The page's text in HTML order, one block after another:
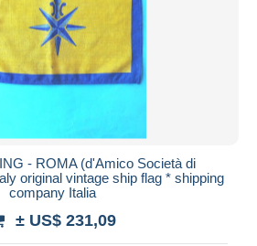
- ROMA (d'Amico Società di
original vintage ship flag * shipping
company Italia
± US$ 231,09